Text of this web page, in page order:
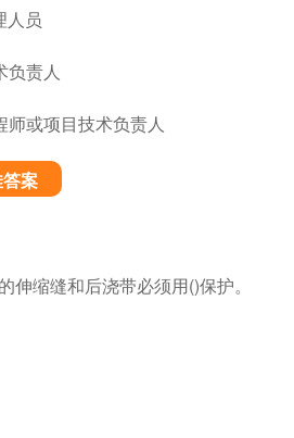
人员
负责人
或项目技术负责人
案
伸缩缝和后浇带必须用()保护。